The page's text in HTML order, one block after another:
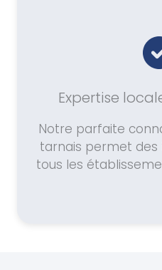
Expertise
Notre parfaite
tarnais permet des
tous les